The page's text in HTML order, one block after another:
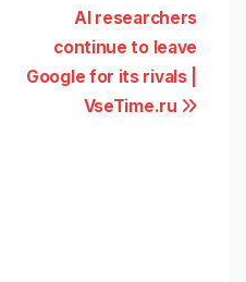
AI researchers
continue to leave
Google for its rivals |
VseTime.ru